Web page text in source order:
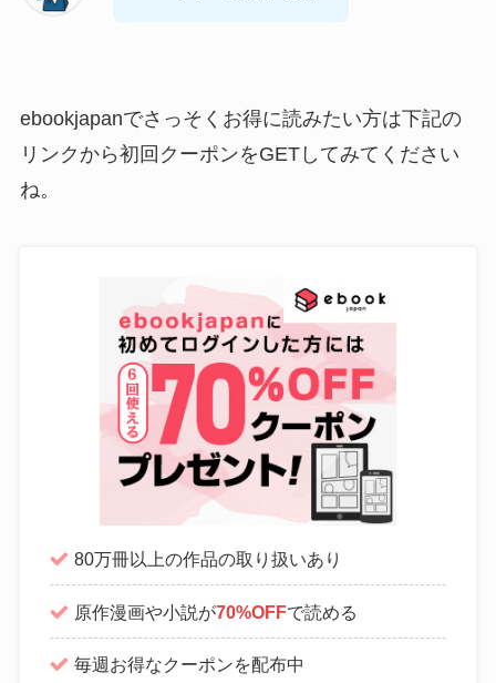
ebookjapanでさっそくお得に読みたい方は下記の
リンクから初回クーポンをGETしてみてください
ね。
80万冊以上の作品の取り扱いあり
原作漫画や小説が70%OFFで読める
毎週お得なクーポンを配布中